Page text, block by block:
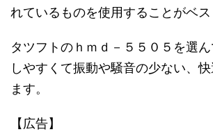
れているものを使用することがベス
タツフトのｈｍｄ－５５０５を選
しやすくて振動や騒音の少ない、
ます。
【広告】